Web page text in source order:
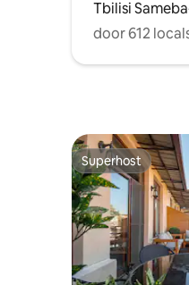
Tbilisi
door 612
Superhost
Superhost